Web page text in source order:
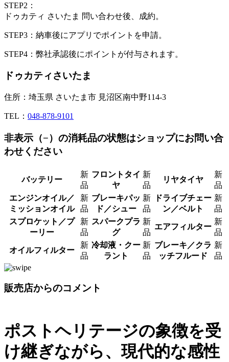
STEP2：
ドゥカティ さいたま 問い合わせ後、成約。
STEP3：納車後にアプリでポイントを申請。
STEP4：弊社承認後にポイントが付与されます。
ドゥカティさいたま
住所：埼玉県 さいたま市 見沼区南中野114-3
TEL： 048-878-9101
非表示（−）の消耗品の状態はショップにお問い合
わせください
バッテリー
新
品
フロントタイ
ヤ
新
品
リヤタイヤ
新
品
エンジンオイル／
ミッションオイル
新
品
ブレーキパッ
ド／シュー
新
品
ドライブチェー
ン／ベルト
新
品
スプロケット／プ
ーリー
新
品
スパークプラ
グ
新
品
エアフィルター
新
品
オイルフィルター
新
品
冷却液・クー
ラント
新
品
ブレーキ／クラ
ッチフルード
新
品
販売店からのコメント
ポストヘリテージの象徴を受
け継ぎながら、現代的な感性